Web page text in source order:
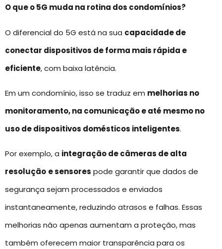
O que o 5G muda na rotina dos condomínios?
O diferencial do 5G está na sua capacidade de
conectar dispositivos de forma mais rápida e
eficiente, com baixa latência.
Em um condomínio, isso se traduz em melhorias no
monitoramento, na comunicação e até mesmo no
uso de dispositivos domésticos inteligentes.
Por exemplo, a integração de câmeras de alta
resolução e sensores pode garantir que dados de
segurança sejam processados e enviados
instantaneamente, reduzindo atrasos e falhas. Essas
melhorias não apenas aumentam a proteção, mas
também oferecem maior transparência para os